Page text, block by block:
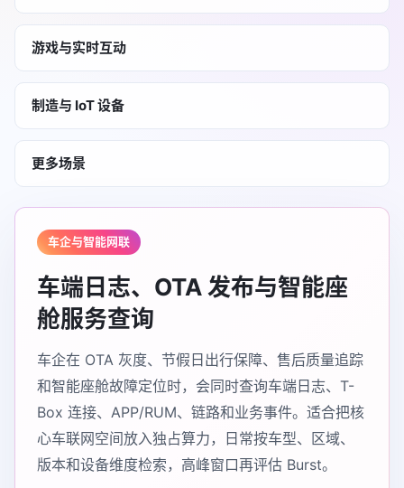
游戏与实时互动
制造与 IoT 设备
更多场景
车企与智能网联
车端日志、OTA 发布与智能座
舱服务查询
车企在 OTA 灰度、节假日出行保障、售后质量追踪
和智能座舱故障定位时，会同时查询车端日志、T-
Box 连接、APP/RUM、链路和业务事件。适合把核
心车联网空间放入独占算力，日常按车型、区域、
版本和设备维度检索，高峰窗口再评估 Burst。